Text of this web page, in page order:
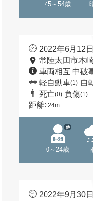
45～54歳
2022年6月12
常陸太田市木
車両相互 中破
軽自動車(1) 自
死亡(0) 負傷(1)
距離324m
0～24歳
他
2022年9月30